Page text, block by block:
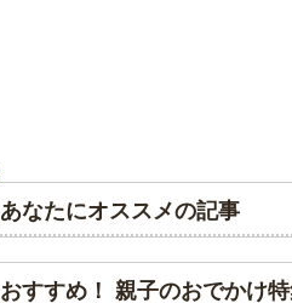
あなたにオススメの記事
おすすめ！ 親子のおでかけ特